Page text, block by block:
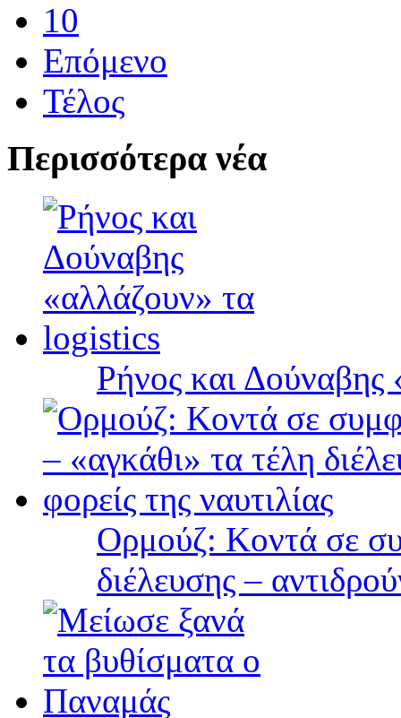
10
Επόμενο
Τέλος
Περισσότερα νέα
Ρήνος και
Ορμούζ: Κοντά σε
διέλευσης –